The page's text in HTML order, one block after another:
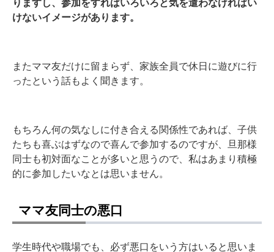
りますし、参加をすればいろいろと気を遣わなければい
けないイメージがあります。
またママ友だけに留まらず、家族全員で休日に遊びに行
ったという話もよく聞きます。
もちろん何の気なしに付き合える関係性であれば、子供
たちも喜ぶはずなので喜んで参加するのですが、旦那様
同士も初対面なことが多いと思うので、私はあまり積極
的に参加したいなとは思いません。
ママ友同士の悪口
学生時代や職場でも、必ず悪口をいう方はいると思いま